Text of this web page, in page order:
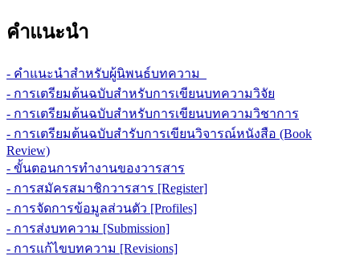
คำแนะนำ
- คำแนะนำสำหรับผู้นิพนธ์บทความ
- การเตรียมต้นฉบับสำหรับการเขียนบทความวิจัย
- การเตรียมต้นฉบับสำหรับการเขียนบทความวิชาการ
- การเตรียมต้นฉบับสำรับการเขียนวิจารณ์หนังสือ (Book
Review)
- ขั้นตอนการทำงานของวารสาร
- การสมัครสมาชิกวารสาร [Register]
- การจัดการข้อมูลส่วนตัว [Profiles]
- การส่งบทความ [Submission]
- การแก้ไขบทความ [Revisions]